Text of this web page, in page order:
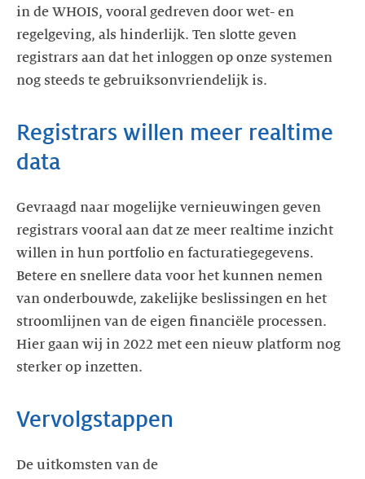
in de WHOIS, vooral gedreven door wet- en
regelgeving, als hinderlijk. Ten slotte geven
registrars aan dat het inloggen op onze systemen
nog steeds te gebruiksonvriendelijk is.
Registrars willen meer realtime
Gevraagd naar mogelijke vernieuwingen geven
registrars vooral aan dat ze meer realtime inzicht
willen in hun portfolio en facturatiegegevens.
Betere en snellere data voor het kunnen nemen
van onderbouwde, zakelijke beslissingen en het
stroomlijnen van de eigen financiële processen.
Hier gaan wij in 2022 met een nieuw platform nog
sterker op inzetten.
Vervolgstappen
De uitkomsten van de